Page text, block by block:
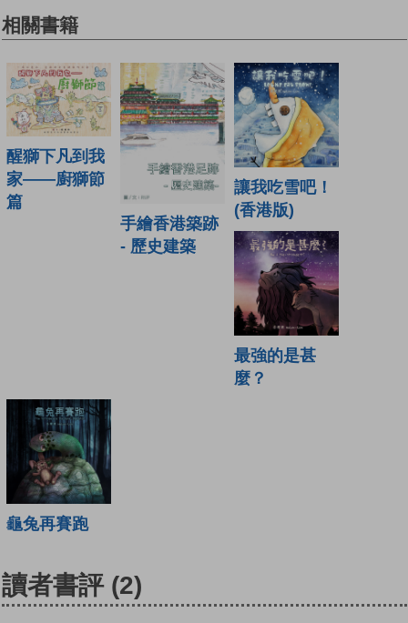
相關書籍
醒獅下凡到我
家——廚獅節
篇
手繪香港築跡
- 歷史建築
讓我吃雪吧！
(香港版)
最強的是甚
麼？
龜兔再賽跑
讀者書評 (2)